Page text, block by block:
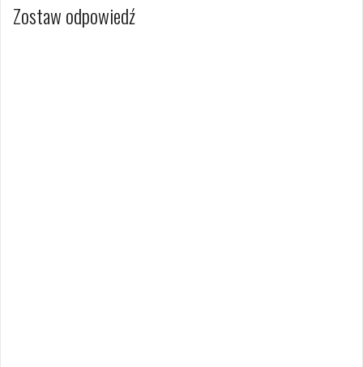
Zostaw odpowiedź